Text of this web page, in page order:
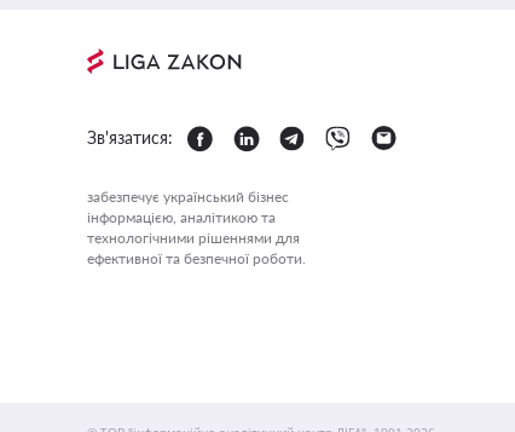
Зв'язатися:
забезпечує український бізнес
інформацією, аналітикою та
технологічними рішеннями для
ефективної та безпечної роботи.